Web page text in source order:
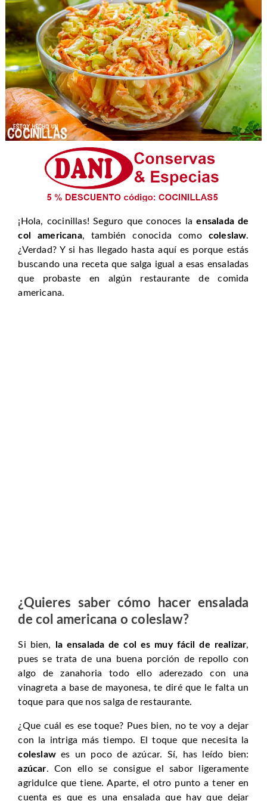
¡Hola, cocinillas! Seguro que conoces laensalada de
col americana, también conocida como coleslaw.
¿Verdad? Y si has llegado hasta aquí es porque estás
buscando una receta que salga igual a esas ensaladas
que probaste en algún restaurante de comida
americana.
¿Quieres saber cómo hacer ensalada
de col americana o coleslaw?
Si bien, la ensalada de col es muy fácil de realizar,
pues se trata de una buena porción de repollo con
algo de zanahoria todo ello aderezado con una
vinagreta a base de mayonesa, te diré que le falta un
toque para que nos salga de restaurante.
¿Que cuál es ese toque? Pues bien, no te voy a dejar
con la intriga más tiempo. El toque que necesita la
coleslaw es un poco de azúcar. Sí, has leído bien:
azúcar. Con ello se consigue el sabor ligeramente
agridulce que tiene. Aparte, el otro punto a tener en
cuenta es que es una ensalada que hay que dejar